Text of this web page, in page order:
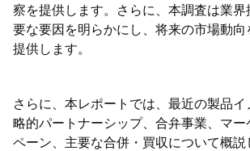
察を提供します。さらに、本調査は業
要な要因を明らかにし、将来の市場動
提供します。
さらに、本レポートでは、最近の製品
略的パートナーシップ、合弁事業、マ
ペーン、主要な合併・買収について概説